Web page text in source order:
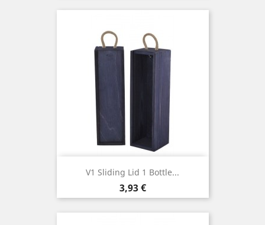
V1 Sliding Lid 1 Bottle...
Cena
3,93 €